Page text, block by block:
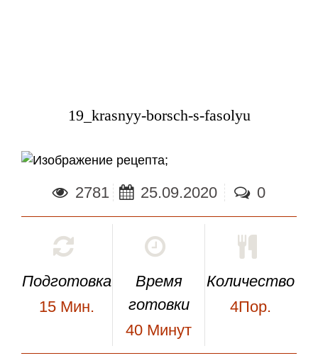
19_krasnyy-borsch-s-fasolyu
;
2781 25.09.2020 0
Подготовка
15 Мин.
Время
готовки
40 Минут
Количество
4Пор.